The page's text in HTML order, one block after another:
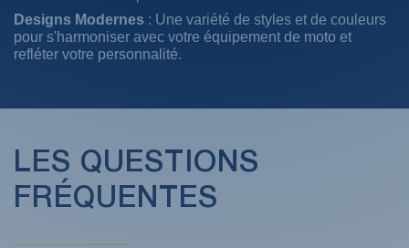
Designs Modernes : Une variété de styles et de couleurs
pour s'harmoniser avec votre équipement de moto et
refléter votre personnalité.
LES QUESTIONS
FRÉQUENTES